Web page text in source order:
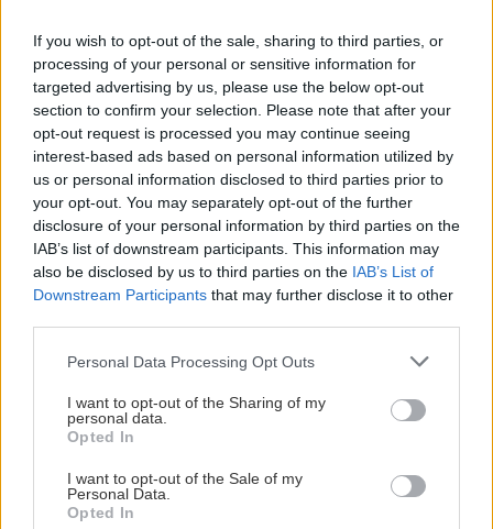
If you wish to opt-out of the sale, sharing to third parties, or
processing of your personal or sensitive information for
targeted advertising by us, please use the below opt-out
section to confirm your selection. Please note that after your
opt-out request is processed you may continue seeing
interest-based ads based on personal information utilized by
us or personal information disclosed to third parties prior to
your opt-out. You may separately opt-out of the further
disclosure of your personal information by third parties on the
IAB’s list of downstream participants. This information may
also be disclosed by us to third parties on the IAB’s List of
Downstream Participants that may further disclose it to other
Please note that this website/app uses one or more Google
not limited to your visit or usage behaviour. You may click to
grant or deny consent to Google and its third-party tags to
use your data for below specified purposes in below Google
consent section.
Personal Data Processing Opt Outs
I want to opt-out of the Sharing of my
personal data.
Opted In
I want to opt-out of the Sale of my
Personal Data.
Opted In
τις νηστείες, σε αντίθεση με τα πρώτα.